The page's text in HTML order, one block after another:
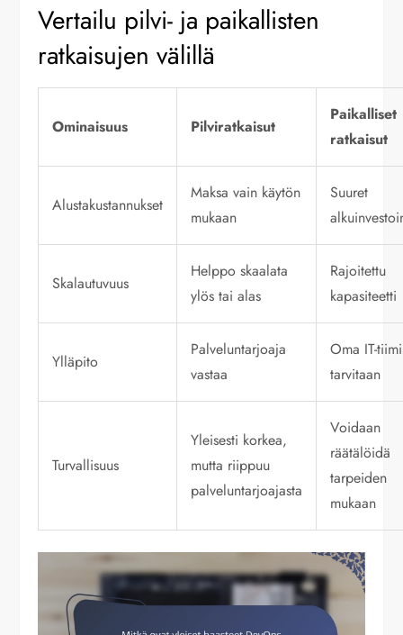
Vertailu pilvi- ja paikallisten
ratkaisujen välillä
Ominaisuus Pilviratkaisut
Paikalliset
ratkaisut
Alustakustannukset
Maksa vain käytön
mukaan
Suuret
Skalautuvuus
Helppo skaalata
ylös tai alas
Rajoitettu
kapasiteetti
Ylläpito
Palveluntarjoaja
vastaa
Oma IT-tiimi
tarvitaan
Turvallisuus
Yleisesti korkea,
mutta riippuu
palveluntarjoajasta
Voidaan
räätälöidä
tarpeiden
mukaan